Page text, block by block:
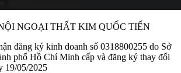
NGOẠI THẤT KIM QUỐC TIẾN
đăng ký kinh doanh số 0318800255 do Sở
phố Hồ Chí Minh cấp và đăng ký thay đổi
19/05/2025